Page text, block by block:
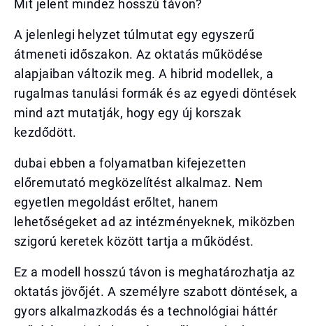
Mit jelent mindez hosszú távon?
A jelenlegi helyzet túlmutat egy egyszerű
átmeneti időszakon. Az oktatás működése
alapjaiban változik meg. A hibrid modellek, a
rugalmas tanulási formák és az egyedi döntések
mind azt mutatják, hogy egy új korszak
kezdődött.
dubai ebben a folyamatban kifejezetten
előremutató megközelítést alkalmaz. Nem
egyetlen megoldást erőltet, hanem
lehetőségeket ad az intézményeknek, miközben
szigorú keretek között tartja a működést.
Ez a modell hosszú távon is meghatározhatja az
oktatás jövőjét. A személyre szabott döntések, a
gyors alkalmazkodás és a technológiai háttér